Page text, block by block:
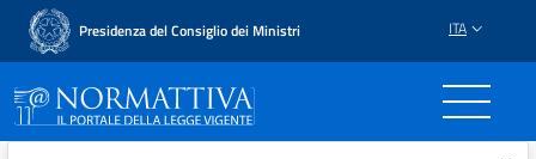
Presidenza del Consiglio dei Ministri ITA